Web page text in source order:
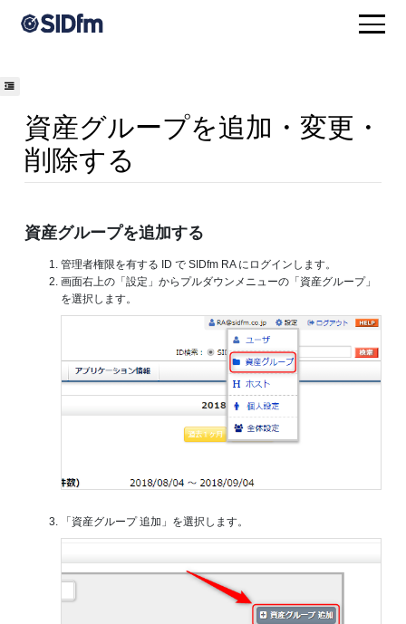
資産グループを追加・変更・
削除する
資産グループを追加する
管理者権限を有する ID で SIDfm RA にログインします。
画面右上の「設定」からプルダウンメニューの「資産グループ」
を選択します。
「資産グループ 追加」を選択します。